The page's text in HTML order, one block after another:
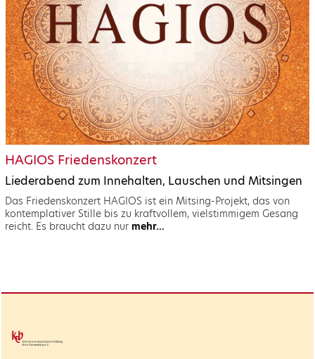
HAGIOS Friedenskonzert
Liederabend zum Innehalten, Lauschen und Mitsingen
Das Friedenskonzert HAGIOS ist ein Mitsing-Projekt, das von
kontemplativer Stille bis zu kraftvollem, vielstimmigem Gesang
reicht. Es braucht dazu nurmehr...